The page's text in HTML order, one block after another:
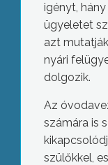
igényt,
ügyeletet
azt
nyári
dolgozik.
Az
számára is
szülőkkel,